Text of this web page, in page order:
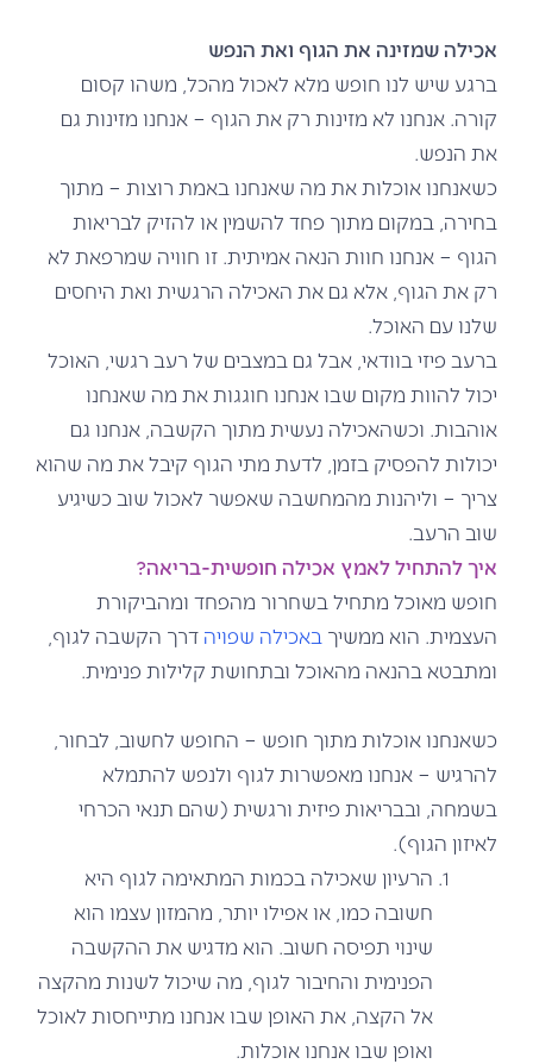
אכילה שמזינה את הגוף ואת הנפש
ברגע שיש לנו חופש מלא לאכול מהכל, משהו קסום
קורה. אנחנו לא מזינות רק את הגוף – אנחנו מזינות גם
את הנפש.
כשאנחנו אוכלות את מה שאנחנו באמת רוצות – מתוך
בחירה, במקום מתוך פחד להשמין או להזיק לבריאות
הגוף – אנחנו חוות הנאה אמיתית. זו חוויה שמרפאת לא
רק את הגוף, אלא גם את האכילה הרגשית ואת היחסים
שלנו עם האוכל.
ברעב פיזי בוודאי, אבל גם במצבים של רעב רגשי, האוכל
יכול להוות מקום שבו אנחנו חוגגות את מה שאנחנו
אוהבות. וכשהאכילה נעשית מתוך הקשבה, אנחנו גם
יכולות להפסיק בזמן, לדעת מתי הגוף קיבל את מה שהוא
צריך – וליהנות מהמחשבה שאפשר לאכול שוב כשיגיע
שוב הרעב.
איך להתחיל לאמץ אכילה חופשית-בריאה?
חופש מאוכל מתחיל בשחרור מהפחד ומהביקורת
העצמית. הוא ממשיך באכילה שפויה דרך הקשבה לגוף,
ומתבטא בהנאה מהאוכל ובתחושת קלילות פנימית.
כשאנחנו אוכלות מתוך חופש – החופש לחשוב, לבחור,
להרגיש – אנחנו מאפשרות לגוף ולנפש להתמלא
בשמחה, ובבריאות פיזית ורגשית (שהם תנאי הכרחי
לאיזון הגוף).
הרעיון שאכילה בכמות המתאימה לגוף היא
חשובה כמו, או אפילו יותר, מהמזון עצמו הוא
שינוי תפיסה חשוב. הוא מדגיש את ההקשבה
הפנימית והחיבור לגוף, מה שיכול לשנות מהקצה
אל הקצה, את האופן שבו אנחנו מתייחסות לאוכל
ואופן שבו אנחנו אוכלות.